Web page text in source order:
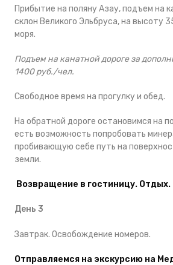
Прибытие на поляну Азау, подъем на
склон Великого Эльбруса, на высоту
моря.
Подъем на канатной дороге за
1400 руб./чел.
Свободное время на прогулку и обед.
На обратной дороге остановимся на
есть возможность попробовать
пробивающую себе путь на
земли.
Возвращение в гостиницу. Отдых.
День 3
Завтрак. Освобождение номеров.
Отправляемся на экскурсию на